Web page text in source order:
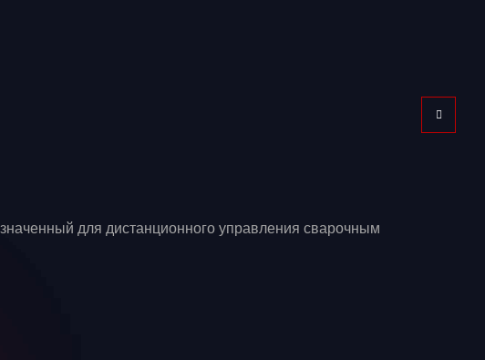
для дистанционного управления сварочным